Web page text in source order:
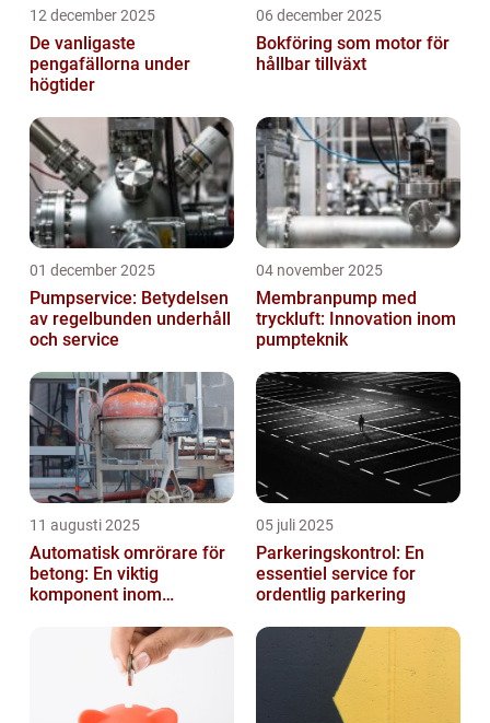
12 december 2025
De vanligaste
pengafällorna under
högtider
06 december 2025
Bokföring som motor för
hållbar tillväxt
01 december 2025
Pumpservice: Betydelsen
av regelbunden underhåll
och service
04 november 2025
Membranpump med
tryckluft: Innovation inom
pumpteknik
11 augusti 2025
Automatisk omrörare för
betong: En viktig
komponent inom
05 juli 2025
Parkeringskontrol: En
essentiel service for
ordentlig parkering